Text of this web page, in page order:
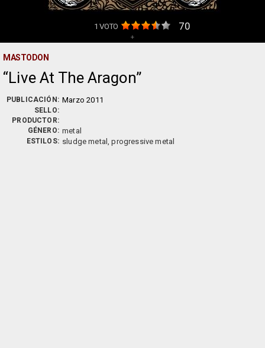
1 VOTO 70
+
MASTODON
Live At The Aragon
PUBLICACIÓN: Marzo 2011
SELLO:
PRODUCTOR:
GÉNERO: metal
ESTILOS: sludge metal, progressive metal